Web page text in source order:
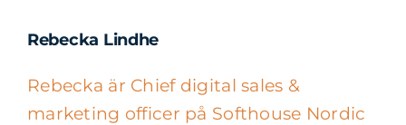
Rebecka Lindhe
Rebecka är Chief digital sales &
marketing officer på Softhouse Nordic